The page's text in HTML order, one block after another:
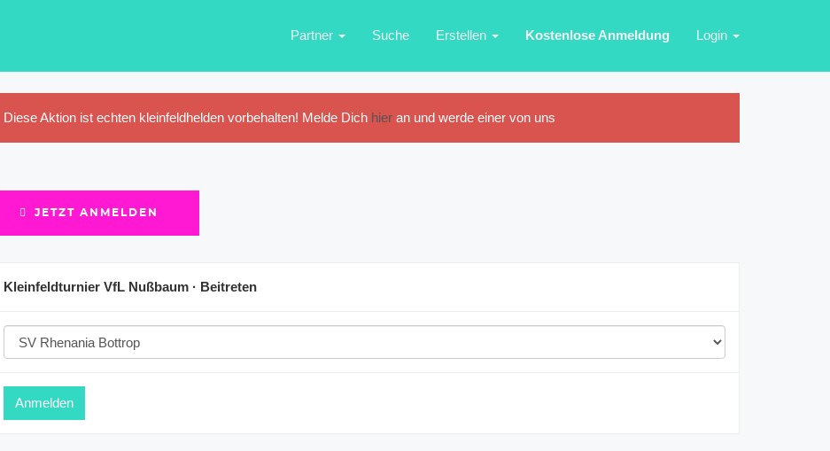
Partner Suche Erstellen Kostenlose Anmeldung Login
Diese Aktion ist echten kleinfeldhelden vorbehalten! Melde Dich hieran und werde einer von uns
JETZT ANMELDEN
Kleinfeldturnier VfL Nußbaum · Beitreten